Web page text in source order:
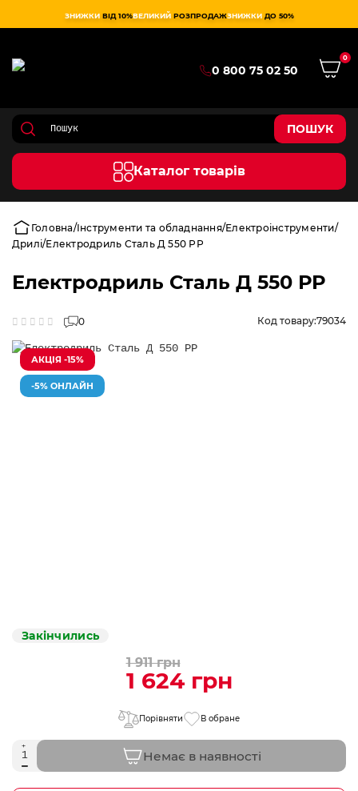
ЗНИЖКИ ВІД 10%ВЕЛИКИЙ РОЗПРОДАЖЗНИЖКИ ДО 50%
0 800 75 02 50
0
ПОШУК
Каталог товарів
Головна Інструменти та обладнання Електроінструменти
Дрилі Електродриль Сталь Д 550 РР
Електродриль Сталь Д 550 РР
0 Код товару:79034
АКЦІЯ -15%
-5% ОНЛАЙН
Закінчились
1 911 грн
1 624 грн
Порівняти В обране
Немає в наявності